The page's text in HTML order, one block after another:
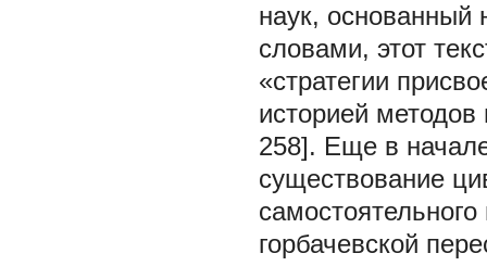
наук,
словами, этот
«стратегии
историей
258]. Еще в
существование
горбачевской